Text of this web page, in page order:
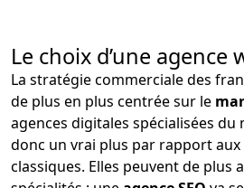
Le choix d’une
La stratégie commerciale des
de plus en plus centrée sur le
agences digitales spécialisées
donc un vrai plus par rapport
classiques. Elles peuvent de plus